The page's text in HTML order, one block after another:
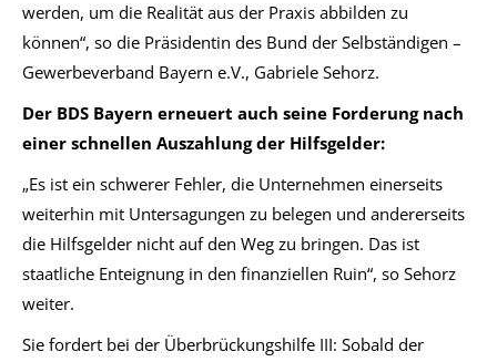
werden, um die Realität aus der Praxis abbilden zu
können“, so die Präsidentin des Bund der Selbständigen –
Gewerbeverband Bayern e.V., Gabriele Sehorz.
Der BDS Bayern erneuert auch seine Forderung nach
einer schnellen Auszahlung der Hilfsgelder:
„Es ist ein schwerer Fehler, die Unternehmen einerseits
weiterhin mit Untersagungen zu belegen und andererseits
die Hilfsgelder nicht auf den Weg zu bringen. Das ist
staatliche Enteignung in den finanziellen Ruin“, so Sehorz
weiter.
Sie fordert bei der Überbrückungshilfe III: Sobald der